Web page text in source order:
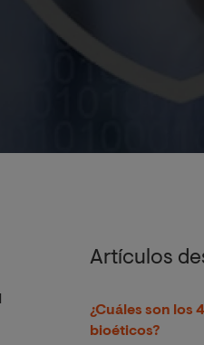
Artículos
¿Cuáles son los
bioéticos?